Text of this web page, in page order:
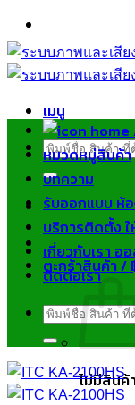
ข้าม
ไป
ยัง
เมนู
ค้นหา:
ตะกร้าสินค้า /
ไม่มีสินค้
หมวดหมู่สินค้า
บทความ
รับออกแบบ ห้อ
บริการติดตั้ง ใ
เกี่ยวกับเรา อ
ติดต่อเรา
ค้นหา: